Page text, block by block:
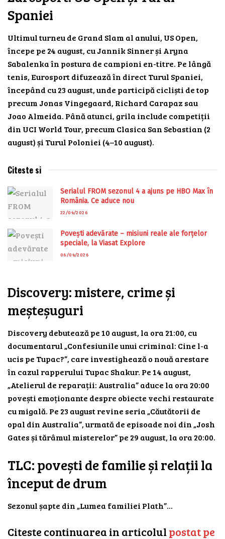
Spaniei
Ultimul turneu de Grand Slam al anului, US Open,
începe pe 24 august, cu Jannik Sinner și Aryna
Sabalenka în postura de campioni en-titre. Pe lângă
tenis, Eurosport difuzează în direct Turul Spaniei,
începând cu 23 august, unde participă cicliști de top
precum Jonas Vingegaard, Richard Carapaz sau
Joao Almeida. Până atunci, grila include competiții
din UCI World Tour, precum Clasica San Sebastian (2
august) și Turul Poloniei (4–10 august).
Citeste si
Serialul FROM sezonul 4 a ajuns pe HBO Max în
România. Ce aduce nou
22/04/2026
Povești adevărate – misiuni reale ale forțelor
speciale, la Viasat Explore
06/04/2026
Discovery: mistere, crime și
meșteșuguri
Discovery debutează pe 10 august, la ora 21:00, cu
documentarul „Confesiunile unui criminal: Cine l-a
ucis pe Tupac?”, care investighează o nouă arestare
în cazul rapperului Tupac Shakur. Pe 14 august,
„Atelierul de reparații: Australia” aduce la ora 20:00
povești emoționante despre obiecte vechi restaurate
cu migală. Pe 23 august revine seria „Căutătorii de
opal din Australia”, urmată de episoade noi din „Josh
Gates și tărâmul misterelor” pe 29 august, la ora 20:00.
TLC: povești de familie și relații la
început de drum
Sezonul șapte din „Lumea familiei Plath”…
Citeste continuarea in articolul postat pe